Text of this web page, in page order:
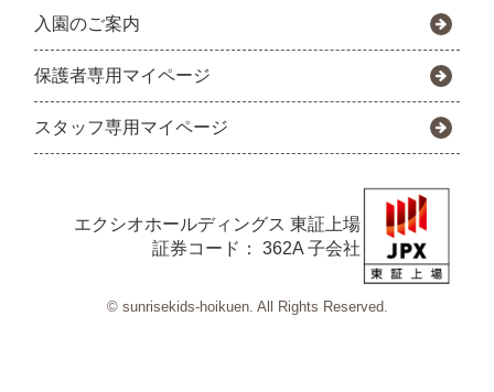
入園のご案内
保護者専用マイページ
スタッフ専用マイページ
エクシオホールディングス 東証上場
証券コード： 362A 子会社
© sunrisekids-hoikuen. All Rights Reserved.